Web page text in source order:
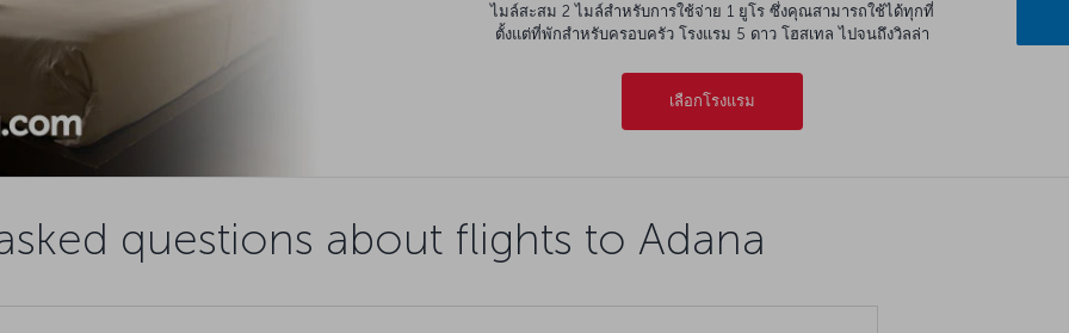
ไมล์สะสม 2 ไมล์สำหรับการใช้จ่าย 1 ยูโร ซึ่งคุณสามารถใช้ได้ทุกที่
ตั้งแต่ที่พักสำหรับครอบครัว โรงแรม 5 ดาว โฮสเทล ไปจนถึงวิลล่า
เลือกโรงแรม
questions about flights to Adana